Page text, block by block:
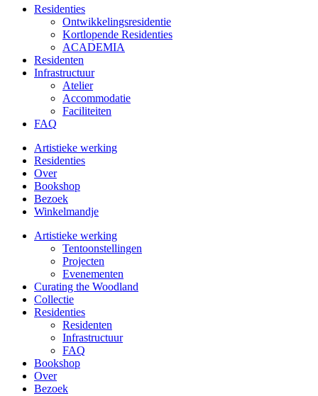
Residenties
Ontwikkelings­residentie
Kortlopende Residenties
ACADEMIA
Residenten
Infrastructuur
Atelier
Accommodatie
Faciliteiten
FAQ
Artistieke werking
Residenties
Over
Bookshop
Bezoek
Winkelmandje
Artistieke werking
Tentoonstellingen
Projecten
Evenementen
Curating the Woodland
Collectie
Residenties
Residenten
Infrastructuur
FAQ
Bookshop
Over
Bezoek